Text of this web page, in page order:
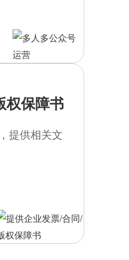
权保障书
提供相关文